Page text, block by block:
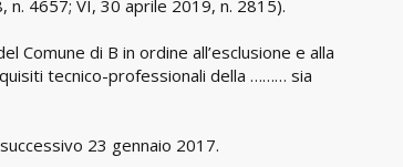
n. 4657; VI, 30 aprile 2019, n. 2815).
Comune di B in ordine all’esclusione e alla
tecnico-professionali della ……… sia
23 gennaio 2017.